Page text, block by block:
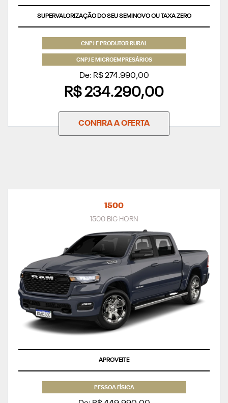
SUPERVALORIZAÇÃO DO SEU SEMINOVO OU TAXA ZERO
CNPJ E PRODUTOR RURAL
CNPJ E MICROEMPRESÁRIOS
De: R$ 274.990,00
R$ 234.290,00
CONFIRA A OFERTA
1500
1500 BIG HORN
APROVEITE
PESSOA FÍSICA